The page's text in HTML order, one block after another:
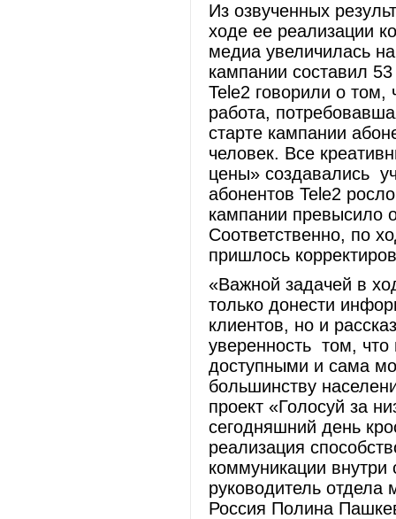
Из озвученных
ходе ее реализации
медиа увеличилась
кампании составил
Tele2 говорили о
работа,
старте кампании
человек. Все
цены» создавались
абонентов Tele2
кампании превысило
Соответственно, по
пришлось
«Важной задачей в
только донести
клиентов, но и
уверенность том,
доступными и сама
большинству
проект «Голосуй за
сегодняшний день
реализация
коммуникации внутри
руководитель отдела
Россия Полина